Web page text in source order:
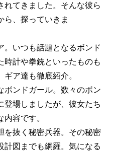
れてきました。そんな彼ら
ら、探っていきま
。いつも話題となるボンド
時計や拳銃といったものも
ア達も徹底紹介。
ボンドガール。数々のボン
登場しましたが、彼女たち
容です。
を抜く秘密兵器。その秘密
計図までも網羅。気になる